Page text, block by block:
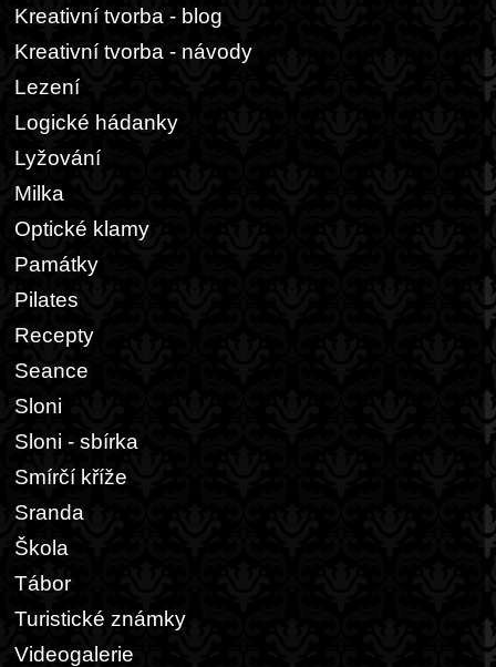
Kreativní tvorba - blog
Kreativní tvorba - návody
Lezení
Logické hádanky
Lyžování
Milka
Optické klamy
Památky
Pilates
Recepty
Seance
Sloni
Sloni - sbírka
Smírčí kříže
Sranda
Škola
Tábor
Turistické známky
Videogalerie